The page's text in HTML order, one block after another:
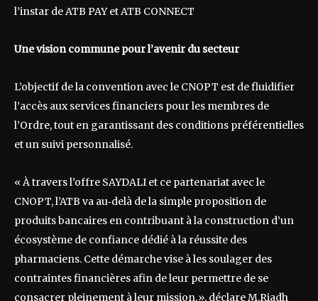
l’instar de ATB PAY et ATB CONNECT
Une vision commune pour l’avenir du secteur
L’objectif de la convention avec le CNOPT est de fluidifier
l’accès aux services financiers pour les membres de
l’Ordre, tout en garantissant des conditions préférentielles
et un suivi personnalisé.
« À travers l’offre SAYDALI et ce partenariat avec le
CNOPT, l’ATB va au‑delà de la simple proposition de
produits bancaires en contribuant à la construction d’un
écosystème de confiance dédié à la réussite des
pharmaciens. Cette démarche vise à les soulager des
contraintes financières afin de leur permettre de se
consacrer pleinement à leur mission.», déclare M.Riadh